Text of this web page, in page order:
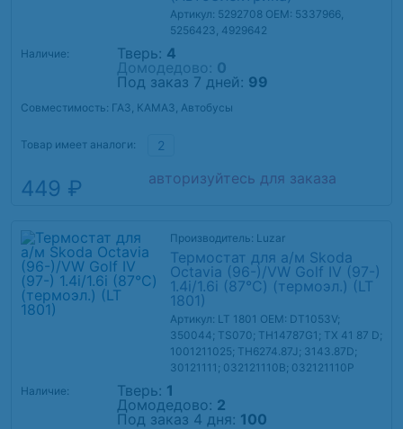
Артикул: 5292708 OEM: 5337966,
5256423, 4929642
Наличие:
Тверь: 4
Домодедово: 0
Под заказ 7 дней: 99
Совместимость: ГАЗ, КАМАЗ, Автобусы
Товар имеет аналоги: 2
449 ₽ авторизуйтесь для заказа
Производитель: Luzar
Термостат для а/м Skoda
Octavia (96-)/VW Golf IV (97-)
1.4i/1.6i (87°С) (термоэл.) (LT
1801)
Артикул: LT 1801 OEM: DT1053V;
350044; TS070; TH14787G1; TX 41 87 D;
1001211025; TH6274.87J; 3143.87D;
30121111; 032121110B; 032121110P
Наличие:
Тверь: 1
Домодедово: 2
Под заказ 4 дня: 100